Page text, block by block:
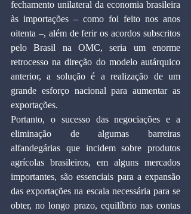
fechamento unilateral da economia brasileira
às importações – como foi feito nos anos
oitenta –, além de ferir os acordos subscritos
pelo Brasil na OMC, seria um enorme
retrocesso na direção do modelo autárquico
anterior, a solução é a realização de um
grande esforço nacional para aumentar as
exportações.
Portanto, o sucesso das negociações e a
eliminação de algumas barreiras
alfandegárias que incidem sobre produtos
agrícolas brasileiros, em alguns mercados
importantes, são essenciais para a expansão
das exportações na escala necessária para se
obter, no longo prazo, equilíbrio nas contas